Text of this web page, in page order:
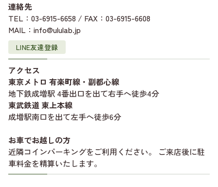
連絡先
TEL：03-6915-6658 / FAX：03-6915-6608
MAIL：info@ululab.jp
LINE友達登録
アクセス
東京メトロ 有楽町線・副都心線
地下鉄成増駅 4番出口を出て右手へ徒歩4分
東武鉄道 東上本線
成増駅南口を出て左手へ徒歩6分
お車でお越しの方
近隣コインパーキングをご利用ください。 ご来店後に駐
車料金を精算いたします。